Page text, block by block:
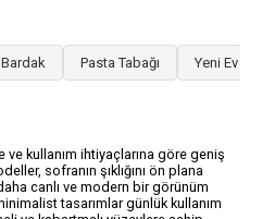
Pasta Tabağı Yeni Ev
ve kullanım ihtiyaçlarına göre geniş
sofranın şıklığını ön plana
canlı ve modern bir görünüm
tasarımlar günlük kullanım